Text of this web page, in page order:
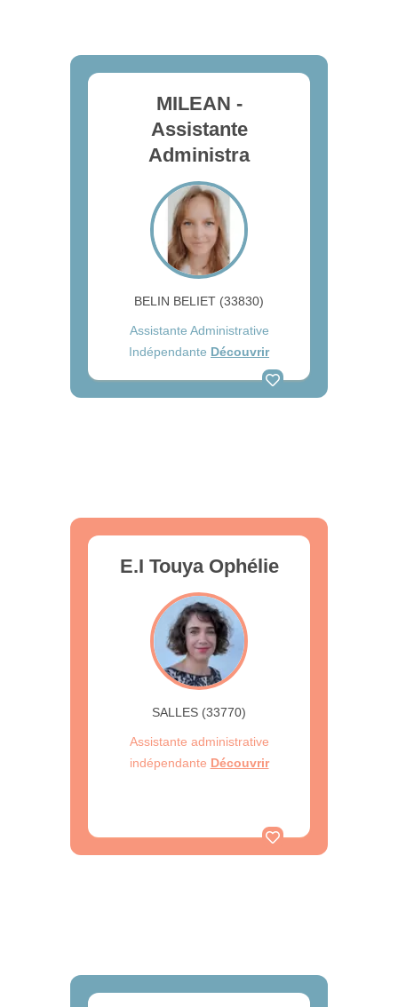
MILEAN -
Assistante
Administra
BELIN BELIET (33830)
Assistante Administrative
Indépendante Découvrir
E.I Touya Ophélie
SALLES (33770)
Assistante administrative
indépendante Découvrir